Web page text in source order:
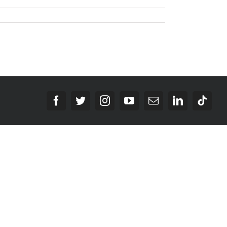
Facebook
TwitterInstagram
YouTube
E-
LinkedIn